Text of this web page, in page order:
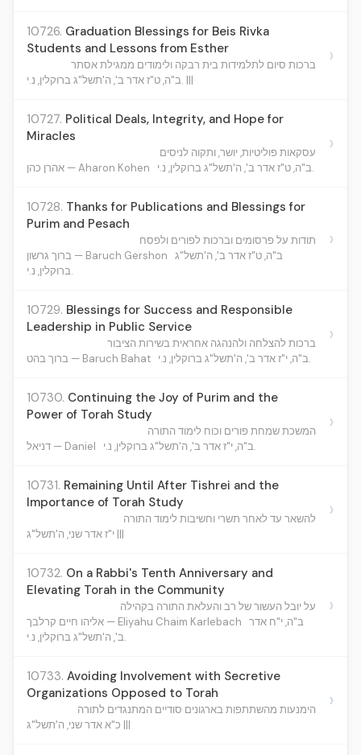
10726. Graduation Blessings for Beis Rivka
Students and Lessons from Esther
ברכות סיום לתלמידות בית רבקה ולימודים ממגילת אסתר
ב"ה, ט"ז אדר ב', ה'תשל"ג ברוקלין, נ.י. |||
›
10727. Political Deals, Integrity, and Hope for
Miracles
עסקאות פוליטיות, יושר, ותקוה לניסים
אהרן כהן — Aharon Kohen
ב"ה, ט"ז אדר ב', ה'תשל"ג ברוקלין, נ.י.
›
10728. Thanks for Publications and Blessings for
Purim and Pesach
תודות על פרסומים וברכות לפורים ולפסח
ברוך גרשון — Baruch Gershon ב"ה, ט"ז אדר ב', ה'תשל"ג
ברוקלין, נ.י.
›
10729. Blessings for Success and Responsible
Leadership in Public Service
ברכות להצלחה ולהנהגה אחראית בשירות הציבור
ברוך בהט — Baruch Bahat
ב"ה, י"ז אדר ב', ה'תשל"ג ברוקלין, נ.י.
›
10730. Continuing the Joy of Purim and the
Power of Torah Study
המשכת שמחת פורים וכוח לימוד התורה
דניאל — Daniel
ב"ה, י"ז אדר ב', ה'תשל"ג ברוקלין, נ.י.
›
10731. Remaining Until After Tishrei and the
Importance of Torah Study
להשאר עד לאחר תשרי וחשיבות לימוד התורה
י"ז אדר שני, ה'תשל"ג |||
›
10732. On a Rabbi's Tenth Anniversary and
Elevating Torah in the Community
על יובל העשור של רב והעלאת התורה בקהילה
אליהו חיים קרלבך — Eliyahu Chaim Karlebach ב"ה, י"ח אדר
ב', ה'תשל"ג ברוקלין, נ.י.
›
10733. Avoiding Involvement with Secretive
Organizations Opposed to Torah
הימנעות מהשתתפות בארגונים סודיים המתנגדים לתורה
כ"א אדר שני, ה'תשל"ג |||
›